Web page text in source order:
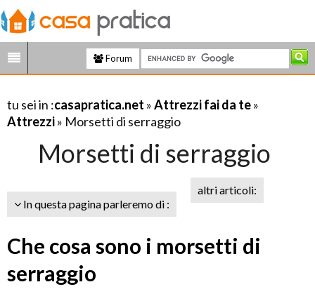
Forum
tu sei in :casapratica.net »Attrezzi fai da te»
Attrezzi» Morsetti di serraggio
Morsetti di serraggio
In questa pagina parleremo di :
altri articoli:
Che cosa sono i morsetti di
serraggio